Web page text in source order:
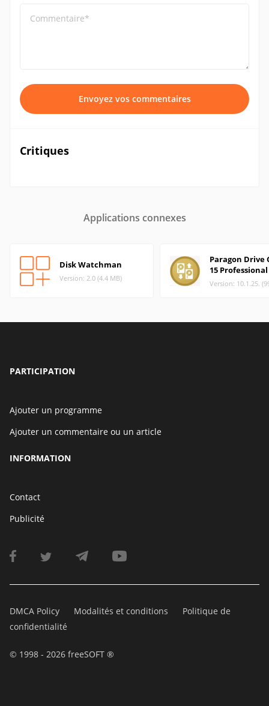
Commentaire*
Envoyez vos commentaires
Critiques
Applications connexes
Disk Watchman
Version: 2.0 (4.4 MB)
Paragon Drive
15 Professional
Version: 10.1.25.
PARTICIPATION
Ajouter un programme
Ajouter un commentaire ou un article
INFORMATION
Contact
Publicité
DMCA Policy Modalités et conditions
Politique de
confidentialité
© 1998 - 2026 freeSOFT ®